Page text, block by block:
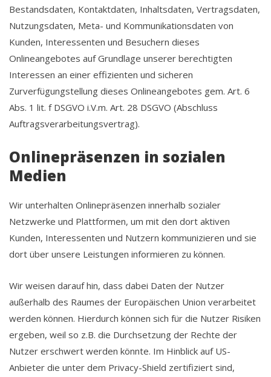
Bestandsdaten, Kontaktdaten, Inhaltsdaten, Vertragsdaten,
Nutzungsdaten, Meta- und Kommunikationsdaten von
Kunden, Interessenten und Besuchern dieses
Onlineangebotes auf Grundlage unserer berechtigten
Interessen an einer effizienten und sicheren
Zurverfügungstellung dieses Onlineangebotes gem. Art. 6
Abs. 1 lit. f DSGVO i.V.m. Art. 28 DSGVO (Abschluss
Auftragsverarbeitungsvertrag).
Onlinepräsenzen in sozialen
Medien
Wir unterhalten Onlinepräsenzen innerhalb sozialer
Netzwerke und Plattformen, um mit den dort aktiven
Kunden, Interessenten und Nutzern kommunizieren und sie
dort über unsere Leistungen informieren zu können.
Wir weisen darauf hin, dass dabei Daten der Nutzer
außerhalb des Raumes der Europäischen Union verarbeitet
werden können. Hierdurch können sich für die Nutzer Risiken
ergeben, weil so z.B. die Durchsetzung der Rechte der
Nutzer erschwert werden könnte. Im Hinblick auf US-
Anbieter die unter dem Privacy-Shield zertifiziert sind,